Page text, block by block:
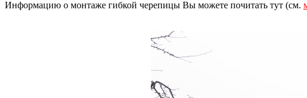
Информацию о монтаже гибкой черепицы Вы можете почитать тут (см.